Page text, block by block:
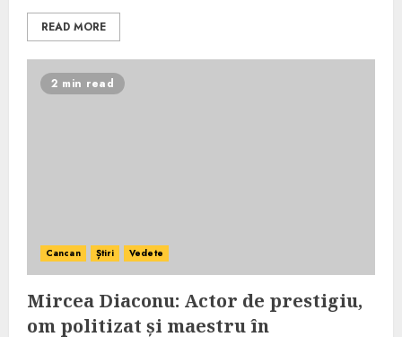
READ MORE
2 min read
Cancan Știri Vedete
Mircea Diaconu: Actor de prestigiu,
om politizat și maestru în